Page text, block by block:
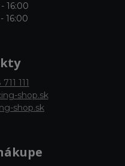
16:00
16:00
111
shop.sk
shop.sk